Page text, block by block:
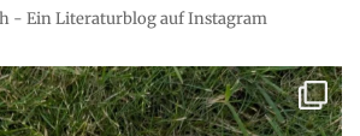
- Ein Literaturblog auf Instagram